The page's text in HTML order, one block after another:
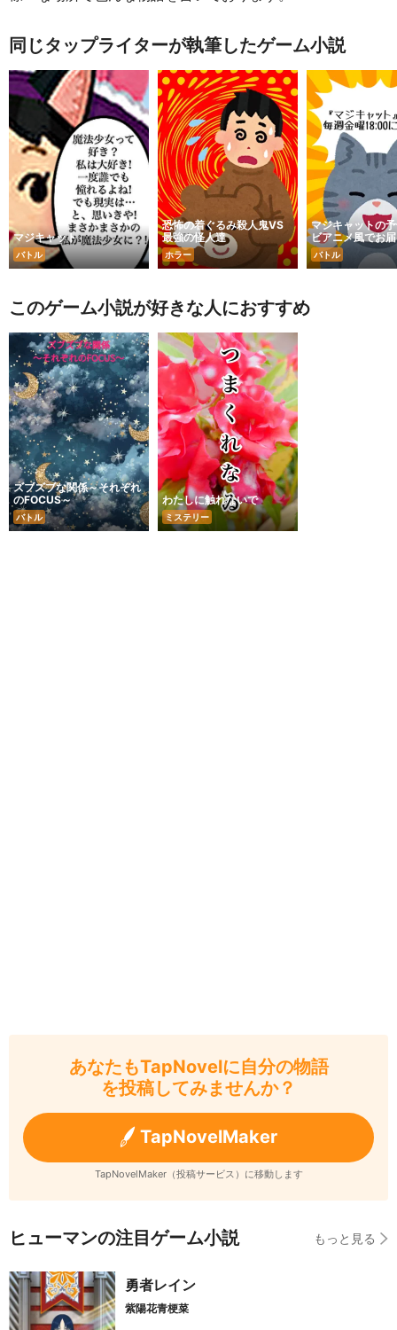
同じタップライターが執筆したゲーム小説
マジキャット
バトル
恐怖の着ぐるみ殺人鬼VS
最強の怪人達
ホラー
マジキャットの
ビアニメ風でお
バトル
このゲーム小説が好きな人におすすめ
ズブズブな関係～それぞれ
のFOCUS～
バトル
わたしに触れないで
ミステリー
あなたもTapNovelに自分の物語
を投稿してみませんか？
TapNovelMaker
TapNovelMaker（投稿サービス）に移動します
ヒューマンの注目ゲーム小説 もっと見る
勇者レイン
紫陽花青梗菜